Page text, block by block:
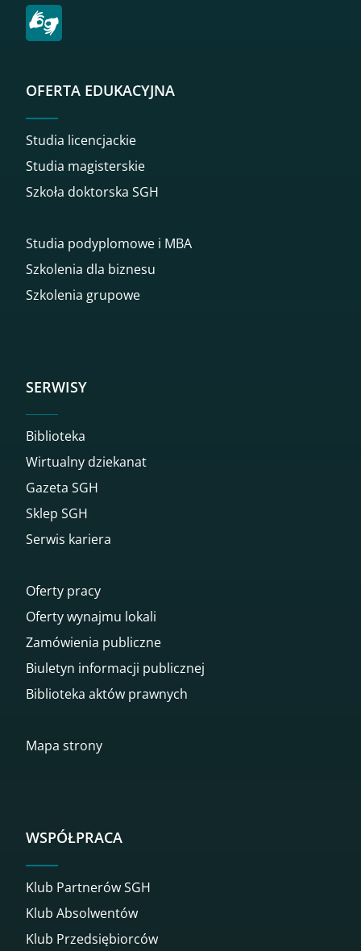
OFERTA EDUKACYJNA
Studia licencjackie
Studia magisterskie
Szkoła doktorska SGH
Studia podyplomowe i MBA
Szkolenia dla biznesu
Szkolenia grupowe
SERWISY
Biblioteka
Wirtualny dziekanat
Gazeta SGH
Sklep SGH
Serwis kariera
Oferty pracy
Oferty wynajmu lokali
Zamówienia publiczne
Biuletyn informacji publicznej
Biblioteka aktów prawnych
Mapa strony
WSPÓŁPRACA
Klub Partnerów SGH
Klub Absolwentów
Klub Przedsiębiorców